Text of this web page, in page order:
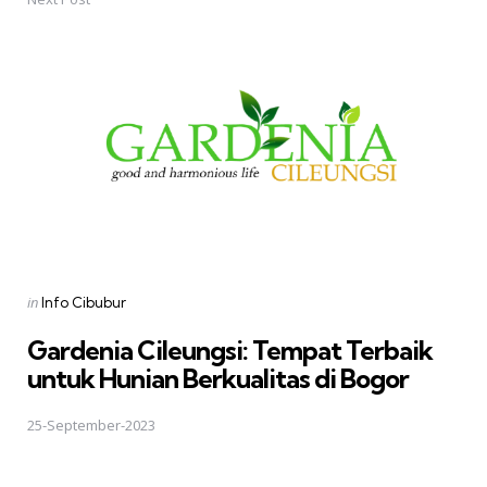
Posted
inInfo Cibubur
Gardenia Cileungsi: Tempat Terbaik
untuk Hunian Berkualitas di Bogor
25-September-2023